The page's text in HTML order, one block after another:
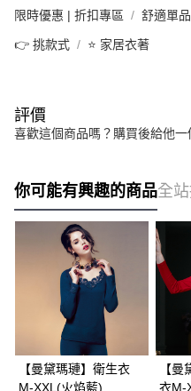
限時優惠 | 折扣專區 舒適單
👉 挑款式 ⭐ 家居衣著
評價
喜歡這個商品嗎？購買後給他一
你可能有興趣的商品全
【曼黛瑪璉】衛生衣
M-XXL(火焰藍)
【
衣M-